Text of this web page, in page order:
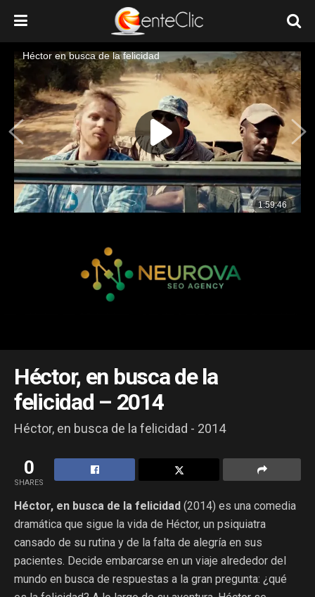
Héctor, en busca de la
felicidad – 2014
Héctor, en busca de la felicidad - 2014
0
SHARES
Héctor, en busca de la felicidad (2014) es una comedia
dramática que sigue la vida de Héctor, un psiquiatra
cansado de su rutina y de la falta de alegría en sus
pacientes. Decide embarcarse en un viaje alrededor del
mundo en busca de respuestas a la gran pregunta: ¿qué